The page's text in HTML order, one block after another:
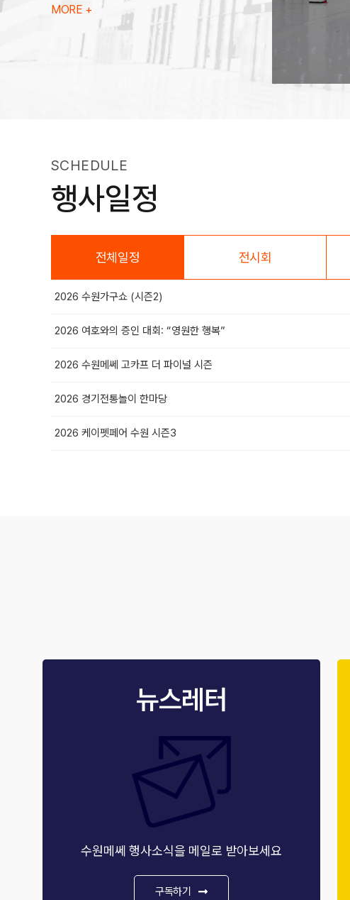
MORE +
SCHEDULE
행사일정
전체일정 전시회
2026 수원가구쇼 (시즌2)
2026 여호와의 증인 대회: “영원한 행복”
2026 수원메쎄 고카프 더 파이널 시즌
2026 경기전통놀이 한마당
2026 케이펫페어 수원 시즌3
뉴스레터
수원메쎄 행사소식을 메일로 받아보세요
구독하기